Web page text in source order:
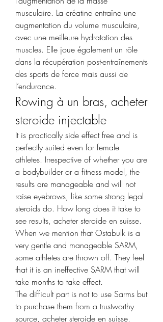
musculaire. La créatine entraîne une
augmentation du volume musculaire,
avec une meilleure hydratation des
muscles. Elle joue également un rôle
dans la récupération post-entraînements
des sports de force mais aussi de
l’endurance.
Rowing à un bras, acheter
steroide injectable
It is practically side effect free and is
perfectly suited even for female
athletes. Irrespective of whether you are
a bodybuilder or a fitness model, the
results are manageable and will not
raise eyebrows, like some strong legal
steroids do. How long does it take to
see results, acheter steroide en suisse.
When we mention that Ostabulk is a
very gentle and manageable SARM,
some athletes are thrown off. They feel
that it is an ineffective SARM that will
take months to take effect.
The difficult part is not to use Sarms but
to purchase them from a trustworthy
source, acheter steroide en suisse.